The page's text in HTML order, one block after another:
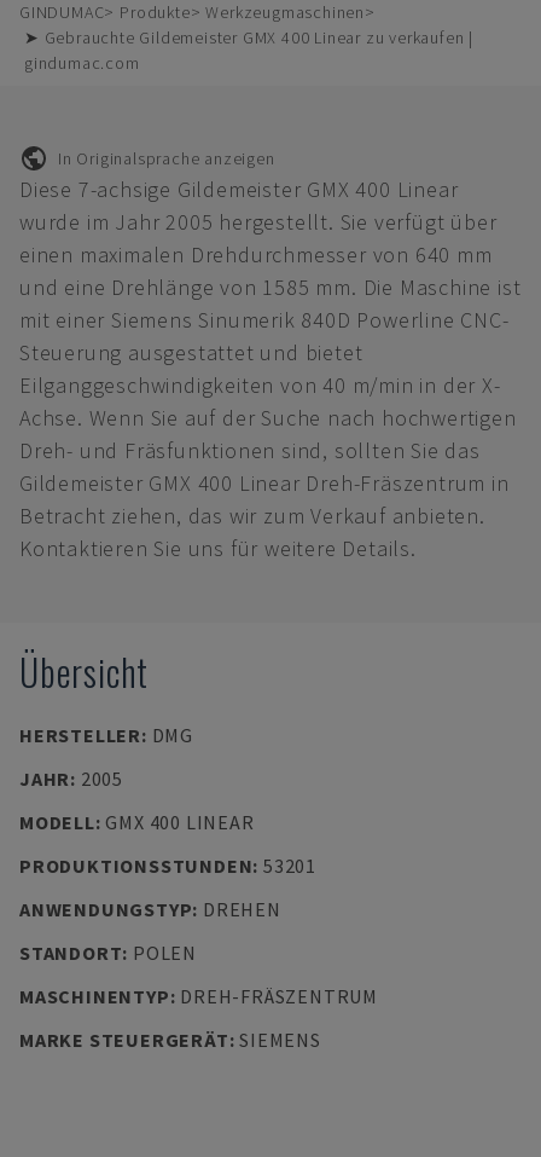
GINDUMAC Produkte
Werkzeugmaschinen
➤ Gebrauchte Gildemeister GMX 400 Linear zu verkaufen |
gindumac.com
In Originalsprache anzeigen
Diese 7-achsige Gildemeister GMX 400 Linear
wurde im Jahr 2005 hergestellt. Sie verfügt über
einen maximalen Drehdurchmesser von 640 mm
und eine Drehlänge von 1585 mm. Die Maschine ist
mit einer Siemens Sinumerik 840D Powerline CNC-
Steuerung ausgestattet und bietet
Eilganggeschwindigkeiten von 40 m/min in der X-
Achse. Wenn Sie auf der Suche nach hochwertigen
Dreh- und Fräsfunktionen sind, sollten Sie das
Gildemeister GMX 400 Linear Dreh-Fräszentrum in
Betracht ziehen, das wir zum Verkauf anbieten.
Kontaktieren Sie uns für weitere Details.
Übersicht
HERSTELLER: DMG
JAHR: 2005
MODELL: GMX 400 LINEAR
PRODUKTIONSSTUNDEN: 53201
ANWENDUNGSTYP: DREHEN
STANDORT: POLEN
MASCHINENTYP: DREH-FRÄSZENTRUM
MARKE STEUERGERÄT:SIEMENS